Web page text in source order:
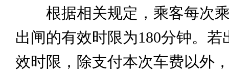
根据相关规定，乘客每次乘
出闸的有效时限为180分钟。若
效时限，除支付本次车费以外